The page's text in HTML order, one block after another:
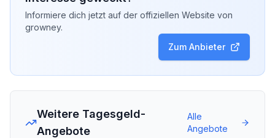
Informiere dich jetzt auf der offiziellen Website von
growney.
Zum Anbieter
Weitere Tagesgeld-
Angebote
Alle
Angebote